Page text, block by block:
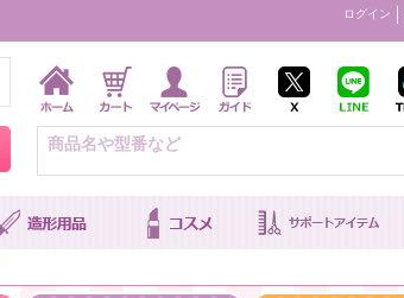
ログイン
キャラ別おすすめ商品を見る